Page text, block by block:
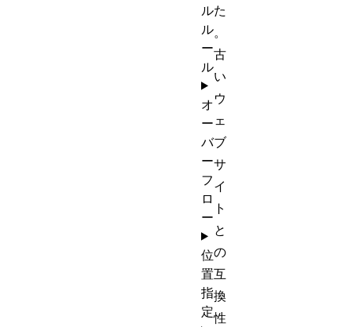
た
。
古
い
ウ
ェ
ブ
サ
イ
ト
と
の
互
換
性
ル
ル
ー
ル
オ
ー
バ
ー
フ
ロ
ー
位
置
指
定